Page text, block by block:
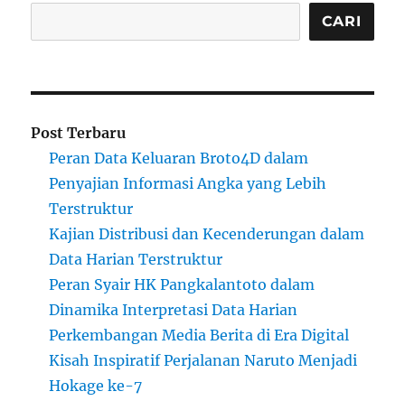
CARI
Post Terbaru
Peran Data Keluaran Broto4D dalam
Penyajian Informasi Angka yang Lebih
Terstruktur
Kajian Distribusi dan Kecenderungan dalam
Data Harian Terstruktur
Peran Syair HK Pangkalantoto dalam
Dinamika Interpretasi Data Harian
Perkembangan Media Berita di Era Digital
Kisah Inspiratif Perjalanan Naruto Menjadi
Hokage ke-7